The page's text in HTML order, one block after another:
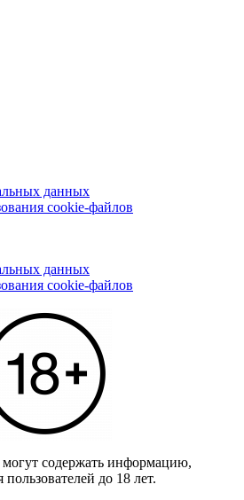
данных
cookie-файлов
данных
cookie-файлов
содержать информацию,
до 18 лет.